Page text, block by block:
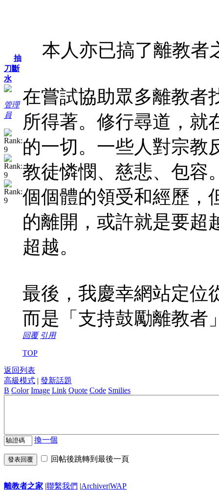
抽
刀斷
水
管理
員
本人亦已搞了離教者
在嘗試協助眾多離教者
所得著。修行尋道，就
的一切。一些人對宗教
教徒憐憫、慈悲、包容
個個體的領受和經歷，
的離開，或許就是要超
超越。
最後，我慶幸網站定位
而是「支持鼓勵離教者
回覆 引用
TOP
返回列表
高級模式 | 發新話題
B Color Image Link Quote Code Smilies
換一個
發表回覆 回帖後跳轉到最後一頁
離教者之家 |聯繫我們 |Archiver|WAP